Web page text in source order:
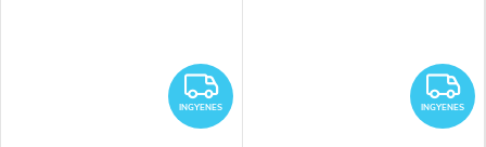
INGYENES
INGYENES INGYENES